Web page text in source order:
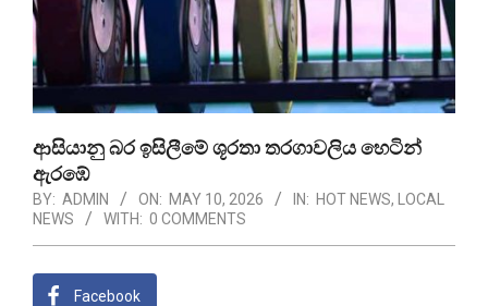
ආසියානු බර ඉසිලීමේ ශූරතා තරගාවලිය හෙටින්
ඇරඹේ
BY: ADMIN ON: MAY 10, 2026 IN: HOT NEWS,
LOCAL
NEWS
WITH: 0 COMMENTS
Facebook